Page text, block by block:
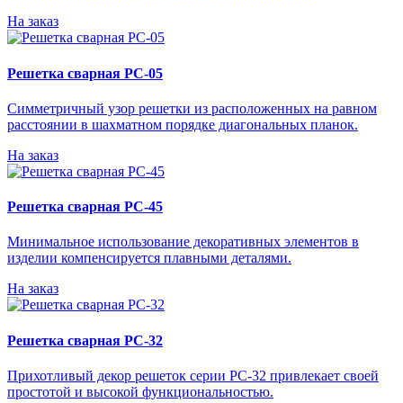
На заказ
Решетка сварная РС-05
Симметричный узор решетки из расположенных на равном
расстоянии в шахматном порядке диагональных планок.
На заказ
Решетка сварная РС-45
Минимальное использование декоративных элементов в
изделии компенсируется плавными деталями.
На заказ
Решетка сварная РС-32
Прихотливый декор решеток серии РС-32 привлекает своей
простотой и высокой функциональностью.